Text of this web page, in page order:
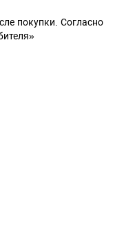
покупки. Согласно